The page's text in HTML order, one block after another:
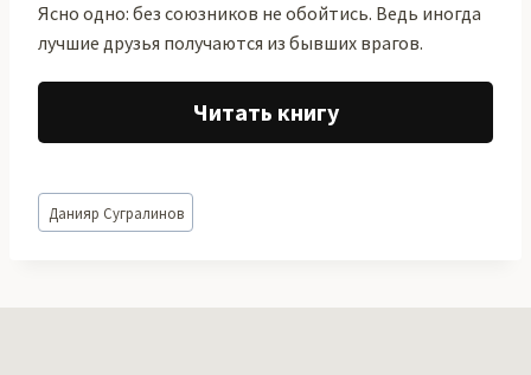
Ясно одно: без союзников не обойтись. Ведь иногда
лучшие друзья получаются из бывших врагов.
Читать книгу
Метки
записи:
Данияр Сугралинов